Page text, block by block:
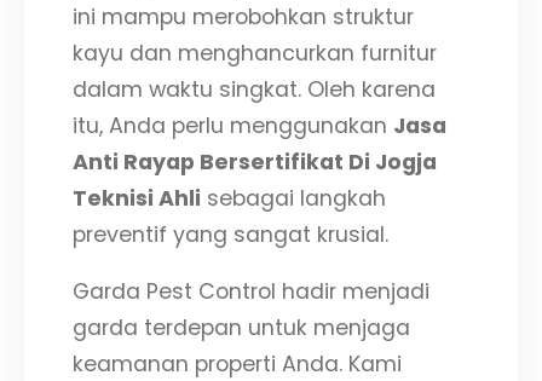
ini mampu merobohkan struktur
kayu dan menghancurkan furnitur
dalam waktu singkat. Oleh karena
itu, Anda perlu menggunakan Jasa
Anti Rayap Bersertifikat Di Jogja
Teknisi Ahli sebagai langkah
preventif yang sangat krusial.
Garda Pest Control hadir menjadi
garda terdepan untuk menjaga
keamanan properti Anda. Kami